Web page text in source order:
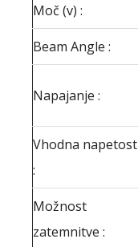
Moč (v) :
Beam Angle :
Napajanje :
Vhodna napetost
:
Možnost
zatemnitve :